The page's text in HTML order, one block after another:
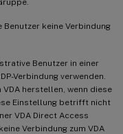
keine Verbindung
Benutzer in einer
Verbindung verwenden.
VDA herstellen, wenn diese
Einstellung betrifft nicht
VDA Direct Access
Verbindung zum VDA